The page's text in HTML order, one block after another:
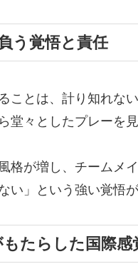
う覚悟と責任
ことは、計り知れな
堂々としたプレーを
格が増し、チームメ
い」という強い覚悟
たらした国際感